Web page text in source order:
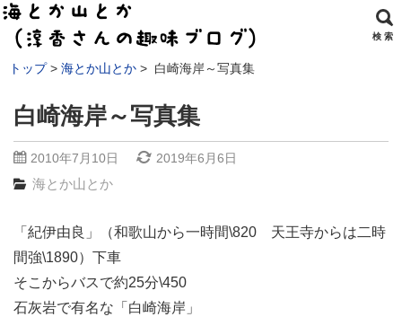
検 索
トップ 海とか山とか 白崎海岸～写真集
白崎海岸～写真集
2010年7月10日 2019年6月6日
海とか山とか
「紀伊由良」（和歌山から一時間\820 天王寺からは二時
間強\1890）下車
そこからバスで約25分\450
石灰岩で有名な「白崎海岸」